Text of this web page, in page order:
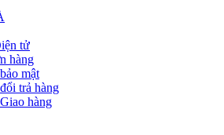
tử
hàng
mật
trả hàng
hàng